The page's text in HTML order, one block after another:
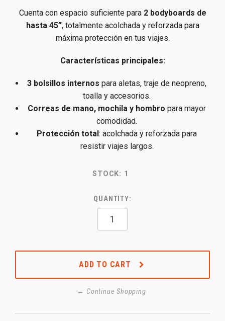
Cuenta con espacio suficiente para 2 bodyboards de
hasta 45”, totalmente acolchada y reforzada para
máxima protección en tus viajes.
Características principales:
3 bolsillos internos para aletas, traje de neopreno,
toalla y accesorios.
Correas de mano, mochila y hombro para mayor
comodidad.
Protección total: acolchada y reforzada para
resistir viajes largos.
STOCK: 1
QUANTITY:
ADD TO CART
← Continue Shopping